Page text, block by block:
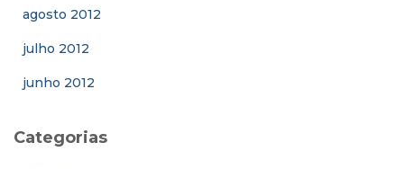
agosto 2012
julho 2012
junho 2012
Categorias